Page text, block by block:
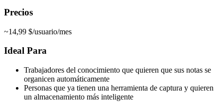
Precios
~14,99 $/usuario/mes
Ideal Para
Trabajadores del conocimiento que quieren que sus notas se
organicen automáticamente
Personas que ya tienen una herramienta de captura y quieren
un almacenamiento más inteligente